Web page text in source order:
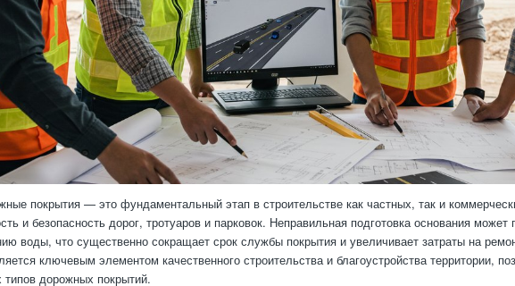
покрытия — это фундаментальный этап в строительстве как частных, так и
и безопасность дорог, тротуаров и парковок. Неправильная подготовка основания
воды, что существенно сокращает срок службы покрытия и увеличивает затраты на
ключевым элементом качественного строительства и благоустройства территории,
дорожных покрытий.